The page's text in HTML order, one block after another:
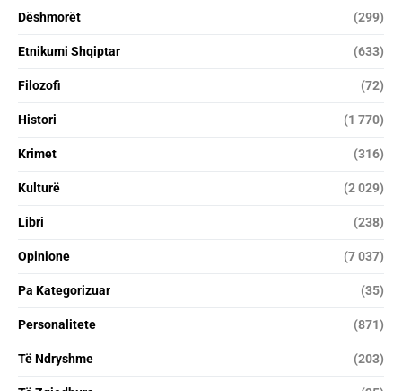
Dëshmorët (299)
Etnikumi Shqiptar (633)
Filozofi (72)
Histori (1 770)
Krimet (316)
Kulturë (2 029)
Libri (238)
Opinione (7 037)
Pa Kategorizuar (35)
Personalitete (871)
Të Ndryshme (203)